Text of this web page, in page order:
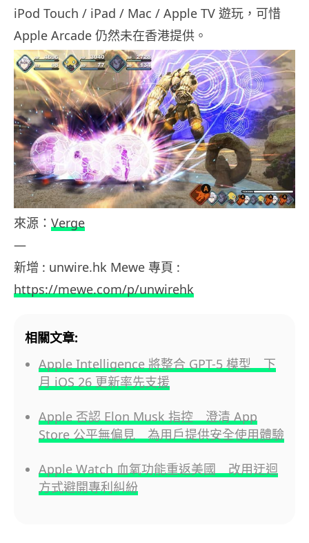
iPod Touch / iPad / Mac / Apple TV 遊玩，可惜
Apple Arcade 仍然未在香港提供。
來源： Verge
—
新增 : unwire.hk Mewe 專頁 :
https://mewe.com/p/unwirehk
相關文章:
Apple Intelligence 將整合 GPT-5 模型 下
月 iOS 26 更新率先支援
Apple 否認 Elon Musk 指控 澄清 App
Store 公平無偏見 為用戶提供安全使用體驗
Apple Watch 血氧功能重返美國 改用迂迴
方式避開專利糾紛